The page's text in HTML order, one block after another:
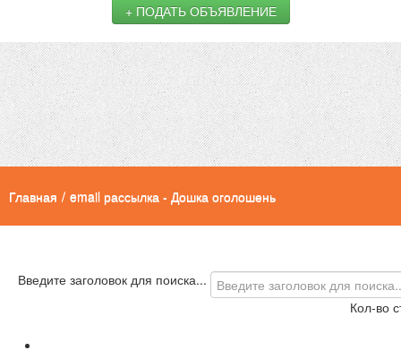
+ ПОДАТЬ ОБЪЯВЛЕНИЕ
Главная / email рассылка - Дошка оголошень
Введите заголовок для поиска...
Кол-во